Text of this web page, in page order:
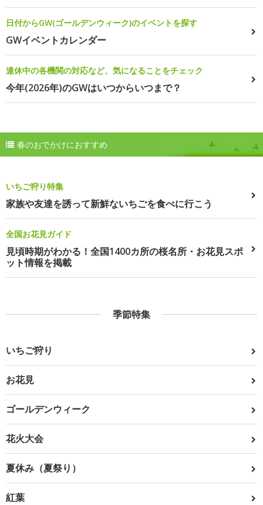
日付からGW(ゴールデンウィーク)のイベントを探す
GWイベントカレンダー
連休中の各機関の対応など、気になることをチェック
今年(2026年)のGWはいつからいつまで？
春のおでかけにおすすめ
いちご狩り特集
家族や友達を誘って新鮮ないちごを食べに行こう
全国お花見ガイド
見頃時期がわかる！全国1400カ所の桜名所・お花見スポ
ット情報を掲載
季節特集
いちご狩り
お花見
ゴールデンウィーク
花火大会
夏休み（夏祭り）
紅葉